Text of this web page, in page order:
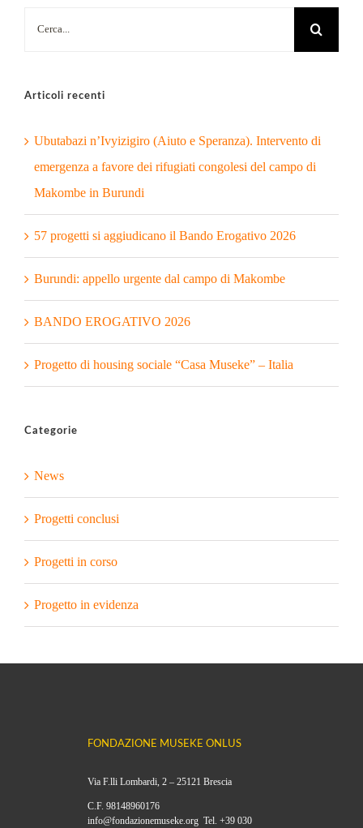
Articoli recenti
Ubutabazi n’Ivyizigiro (Aiuto e Speranza). Intervento di
emergenza a favore dei rifugiati congolesi del campo di
Makombe in Burundi
57 progetti si aggiudicano il Bando Erogativo 2026
Burundi: appello urgente dal campo di Makombe
BANDO EROGATIVO 2026
Progetto di housing sociale “Casa Museke” – Italia
Categorie
News
Progetti conclusi
Progetti in corso
Progetto in evidenza
FONDAZIONE MUSEKE ONLUS
Via F.lli Lombardi, 2 – 25121 Brescia
C.F. 98148960176
info@fondazionemuseke.org Tel. +39 030